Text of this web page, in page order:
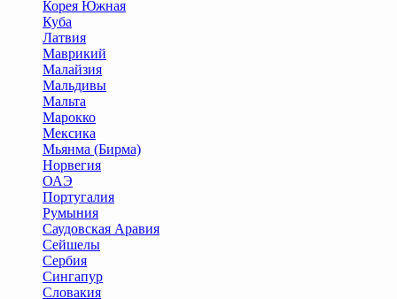
Корея Южная
Куба
Латвия
Маврикий
Малайзия
Мальдивы
Мальта
Марокко
Мексика
Мьянма (Бирма)
Норвегия
ОАЭ
Португалия
Румыния
Саудовская Аравия
Сейшелы
Сербия
Сингапур
Словакия